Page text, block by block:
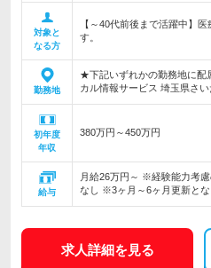
対象と
なる方
【～40代前後まで活躍中】
す。
勤務地
★下記いずれかの勤務地に配
カル情報サービス 埼玉県さ
初年度
年収
380万円～450万円
給与
月給26万円～ ※経験能力考
なし ※3ヶ月～6ヶ月更新とな
求人詳細を見る